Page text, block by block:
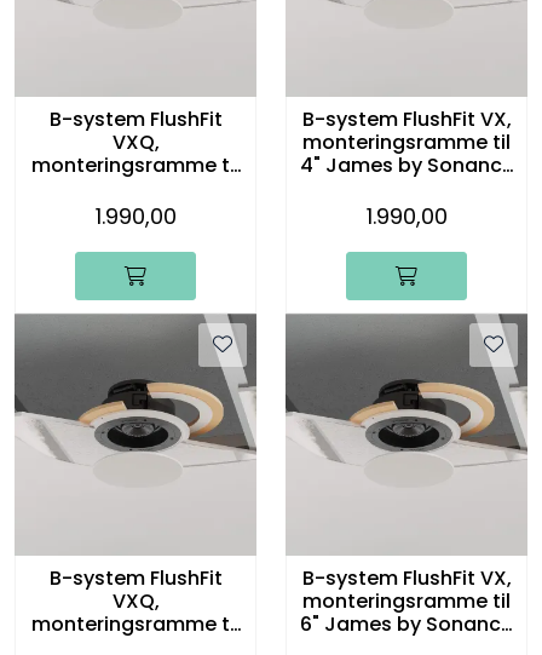
B-system FlushFit
VXQ,
monteringsramme til
innbyggingshøyttaler
, KIT
1.990,00
B-system FlushFit VX,
monteringsramme til
4" James by Sonance
, KIT
1.990,00
B-system FlushFit
VXQ,
monteringsramme til
B-system FlushFit VX,
monteringsramme til
6" James by Sonance